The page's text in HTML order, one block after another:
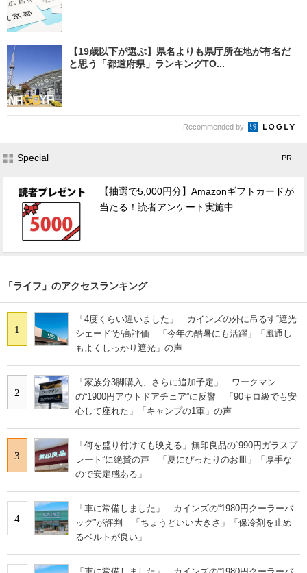
【19歳以下が選ぶ】県名よりも県庁所在地が有名だ
と思う「都道府県」ランキングTO...
Recommended by
Special - PR -
【抽選で5,000円分】Amazonギフトカードが
当たる！読者アンケート実施中
「ライフ」のアクセスランキング
1
「4度くらい違いました」 カインズの外に吊るす“遮光
シェード”が高評価 「今年の酷暑にも活躍」「風通し
もよくしっかり遮光」の声
2
「家族分3脚購入、さらに追加予定」 ワークマン
の“1900円アウトドアチェア”に反響 「90キロ級でも安
心して座れた」「キャンプの1軍」の声
3
「何を盛り付けても映える」無印良品の“990円ガラスプ
レート”に絶賛の声 「夏にぴったりのお皿」「厚手な
ので安定感ある」
4
「車に常備しました」 カインズの“1980円クーラーバ
ッグ”が評判 「ちょうどいい大きさ」「保冷剤を止め
るベルトが良い」